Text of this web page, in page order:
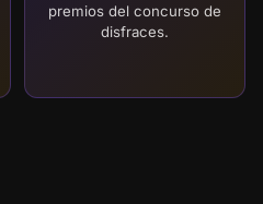
premios del concurso de
disfraces.